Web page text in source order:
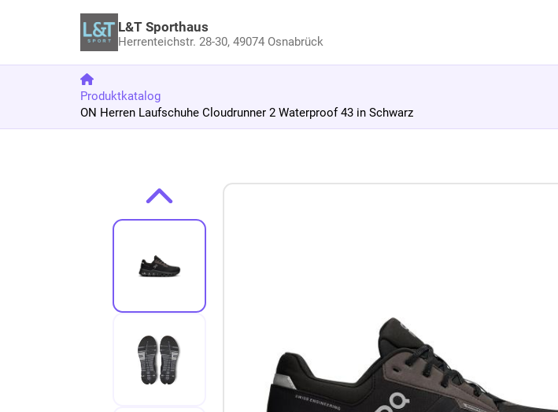
L&T Sporthaus
Herrenteichstr. 28-30,49074 Osnabrück
Produktkatalog
ON Herren Laufschuhe Cloudrunner 2 Waterproof 43 in Schwarz
Zur Produktbeschreibung springen